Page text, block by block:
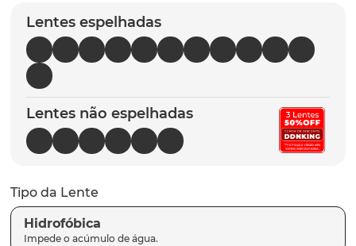
Lentes espelhadas
Lentes não espelhadas
Tipo da Lente
Hidrofóbica
5º chaves
6º t-shock
7º gasket
8º parafusos
9º latch